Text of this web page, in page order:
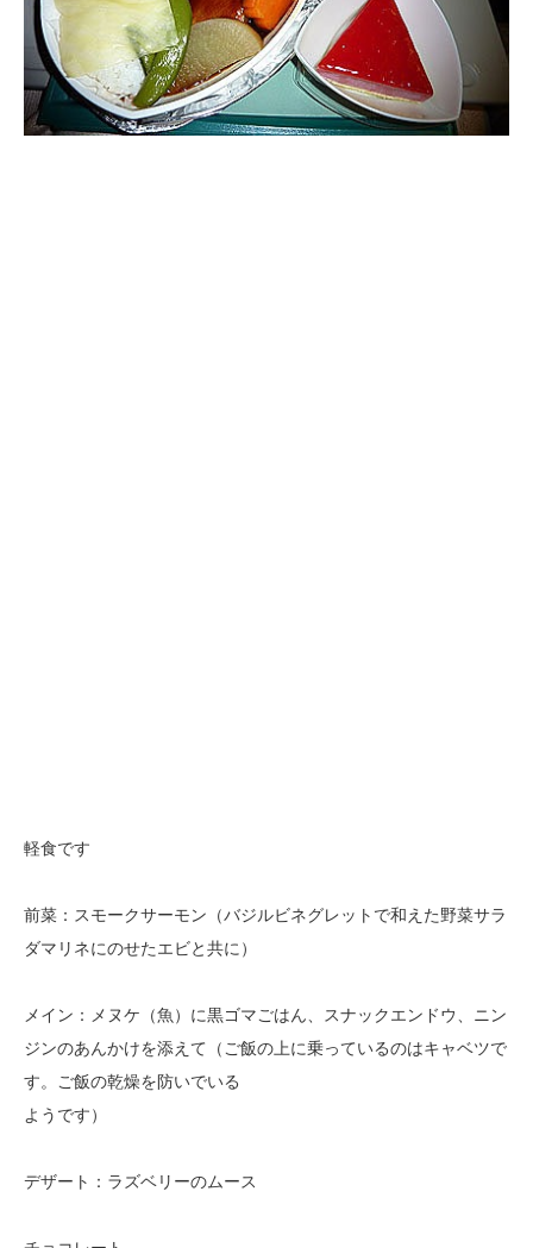
軽食です
前菜：スモークサーモン（バジルビネグレットで和えた野菜サラ
ダマリネにのせたエビと共に）
メイン：メヌケ（魚）に黒ゴマごはん、スナックエンドウ、ニン
ジンのあんかけを添えて（ご飯の上に乗っているのはキャベツで
す。ご飯の乾燥を防いでいる
ようです）
デザート：ラズベリーのムース